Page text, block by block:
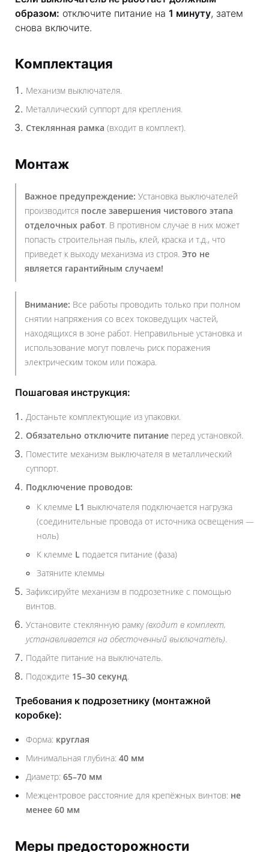
образом: отключите питание на 1 минуту, затем
снова включите.
Комплектация
Механизм выключателя.
Металлический суппорт для крепления.
Стеклянная рамка (входит в комплект).
Монтаж
Важное предупреждение: Установка выключателей
производится после завершения чистового этапа
отделочных работ. В противном случае в них может
попасть строительная пыль, клей, краска и т.д., что
приведет к выходу механизма из строя. Это не
является гарантийным случаем!
Внимание: Все работы проводить только при полном
снятии напряжения со всех токоведущих частей,
находящихся в зоне работ. Неправильные установка и
использование могут повлечь риск поражения
электрическим током или пожара.
Пошаговая инструкция:
Достаньте комплектующие из упаковки.
Обязательно отключите питание перед установкой.
Поместите механизм выключателя в металлический
суппорт.
Подключение проводов:
К клемме L1 выключателя подключается нагрузка
(соединительные провода от источника освещения —
ноль)
К клемме L подается питание (фаза)
Затяните клеммы
Зафиксируйте механизм в подрозетнике с помощью
винтов.
Установите стеклянную рамку(входит в комплект,
устанавливается на обесточенный выключатель).
Подайте питание на выключатель.
Подождите 15–30 секунд.
Требования к подрозетнику (монтажной
коробке):
Форма: круглая
Минимальная глубина: 40 мм
Диаметр: 65–70 мм
Межцентровое расстояние для крепёжных винтов: не
менее 60 мм
Меры предосторожности